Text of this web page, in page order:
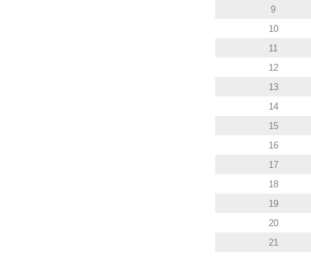
9
10
11
12
13
14
15
16
17
18
19
20
21